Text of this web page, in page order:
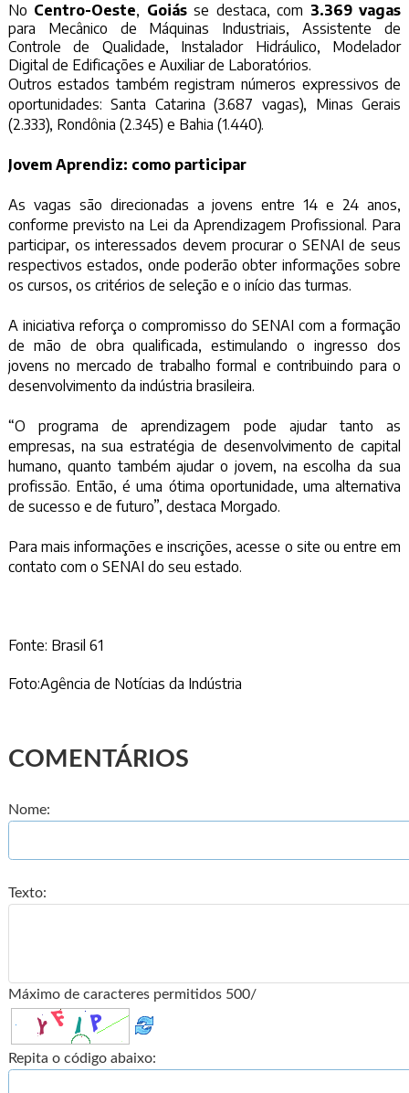
No Centro-Oeste, Goiásse destaca, com 3.369 vagas
para Mecânico de Máquinas Industriais, Assistente de
Controle de Qualidade, Instalador Hidráulico, Modelador
Digital de Edificações e Auxiliar de Laboratórios.
Outros estados também registram números expressivos de
oportunidades: Santa Catarina (3.687 vagas), Minas Gerais
(2.333), Rondônia (2.345) e Bahia (1.440).
Jovem Aprendiz: como participar
As vagas são direcionadas a jovens entre 14 e 24 anos,
conforme previsto na Lei da Aprendizagem Profissional. Para
participar, os interessados devem procurar o SENAI de seus
respectivos estados, onde poderão obter informações sobre
os cursos, os critérios de seleção e o início das turmas.
A iniciativa reforça o compromisso do SENAI com a formação
de mão de obra qualificada, estimulando o ingresso dos
jovens no mercado de trabalho formal e contribuindo para o
desenvolvimento da indústria brasileira.
“O programa de aprendizagem pode ajudar tanto as
empresas, na sua estratégia de desenvolvimento de capital
humano, quanto também ajudar o jovem, na escolha da sua
profissão. Então, é uma ótima oportunidade, uma alternativa
de sucesso e de futuro”, destaca Morgado.
Para mais informações e inscrições, acesse o site ou entre em
contato com o SENAI do seu estado.
Fonte: Brasil 61
Foto:Agência de Notícias da Indústria
COMENTÁRIOS
Nome:
Texto:
Máximo de caracteres permitidos 500/
Repita o código abaixo: